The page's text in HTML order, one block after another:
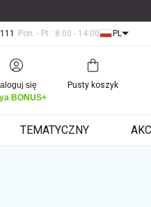
Pon. - Pt.: 8:00 - 14:00 PL
się
BONUS+
Koszyk
Pusty koszyk
TEMATYCZNY